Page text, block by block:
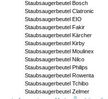
Staubsaugerbeutel Bosch
Staubsaugerbeutel Clatronic
Staubsaugerbeutel EIO
Staubsaugerbeutel Fakir
Staubsaugerbeutel Kärcher
Staubsaugerbeutel Kirby
Staubsaugerbeutel Moulinex
Staubsaugerbeutel Nilco
Staubsaugerbeutel Philips
Staubsaugerbeutel Rowenta
Staubsaugerbeutel Tchibo
Staubsaugerbeutel Zelmer
®